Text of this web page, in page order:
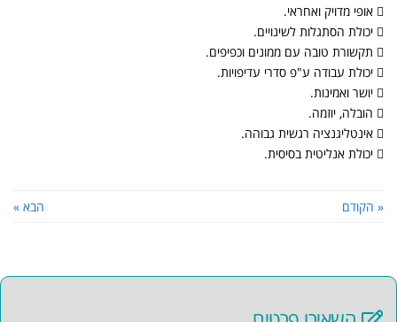
 אופי מדויק ואחראי.
 יכולת הסתגלות לשינויים.
 תקשורת טובה עם ממונים וכפיפים.
 יכולת עבודה ע"פ סדרי עדיפויות.
 יושר ואמינות.
 הובלה, יוזמה.
 אינטליגנציה רגשית גבוהה.
 יכולת אנליטית בסיסית.
« הקודם הבא »